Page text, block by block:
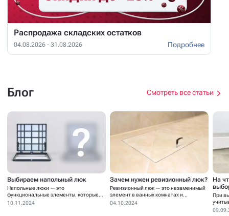
Распродажа складских остатков
04.08.2026 - 31.08.2026 Подробнее
Блог Смотреть все статьи
Выбираем напольный люк
Напольные люки — это
функциональные элементы, которые
устанавливаются для...
10.11.2024
Зачем нужен ревизионный люк?
Ревизионный люк — это незаменимый
элемент в ванных комнатах и...
04.10.2024
На
При